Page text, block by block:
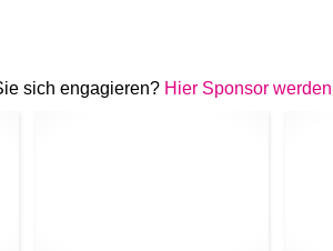
sich engagieren? Hier Sponsor